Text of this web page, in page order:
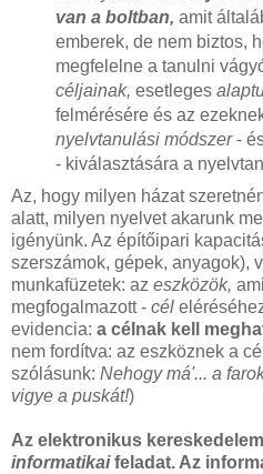
van a boltban, amit
emberek, de nem biztos,
megfelelne a tanulni
céljainak, esetleges
felmérésére és az
nyelvtanulási módszer-
- kiválasztására a
Az, hogy milyen házat
alatt, milyen nyelvet akarunk
igényünk. Az építőipari
szerszámok, gépek, anyagok),
munkafüzetek: az eszközök,
megfogalmazott - cél
evidencia: a célnak kell
nem fordítva: az eszköznek a
szólásunk: Nehogy má'... a
vigye a puskát!)
Az elektronikus
informatikaifeladat. Az